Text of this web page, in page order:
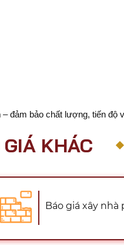
đảm bảo chất lượng, tiến độ
KHÁC
Báo giá xây nhà